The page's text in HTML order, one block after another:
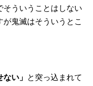
そういうことはしない
鬼滅はそういうとこ
い」 と突っ込まれて